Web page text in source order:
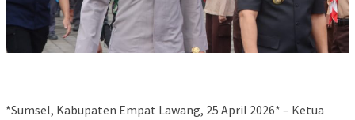
*Sumsel, Kabupaten Empat Lawang, 25 April 2026* – Ketua